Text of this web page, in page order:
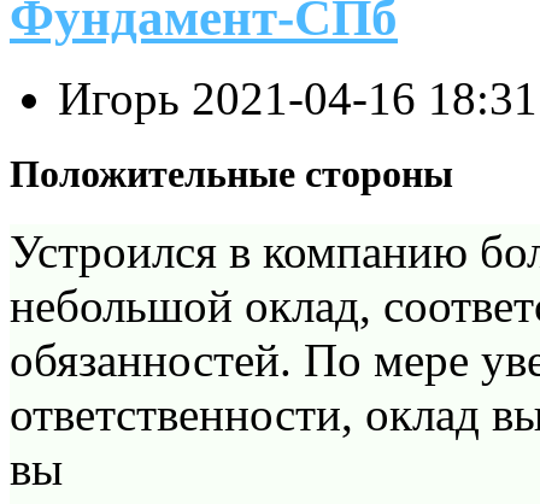
Фундамент-СПб
Игорь 2021-04-16
Положительные стороны
Устроился в компанию
небольшой оклад,
обязанностей. По мере
ответственности, оклад
вы